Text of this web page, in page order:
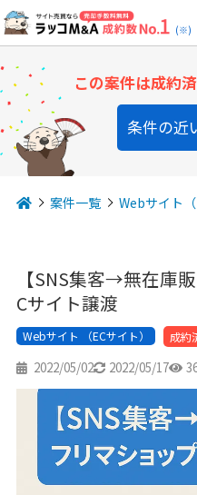
(※)
この案件は成約
条件の近
案件一覧 Webサイト（
【SNS集客→無在庫
Cサイト譲渡
Webサイト （ECサイト） 成約
2022/05/02 2022/05/17